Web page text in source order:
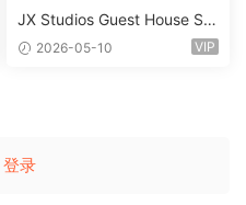
JX Studios Guest House Sa
mples WAV-FANTASTiC
2026-05-10 VIP
登录